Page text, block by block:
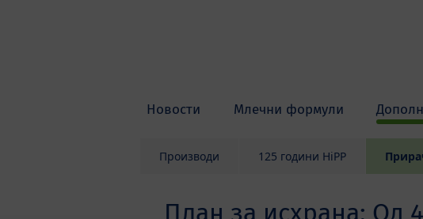
Новости Млечни формули
Производи 125 години HiPP
План за исхрана: Од